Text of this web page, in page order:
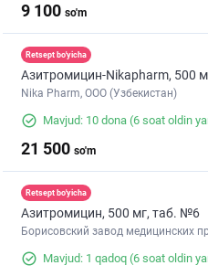
9 100 so'm
Retsept bo'yicha
Азитромицин-Nikapharm, 500
Nika Pharm, ООО (Узбекистан)
Mavjud: 10 dona (6 soat oldin
21 500 so'm
Retsept bo'yicha
Азитромицин, 500 мг, таб. №6
Борисовский завод медицинских
Mavjud: 1 qadoq (6 soat oldin